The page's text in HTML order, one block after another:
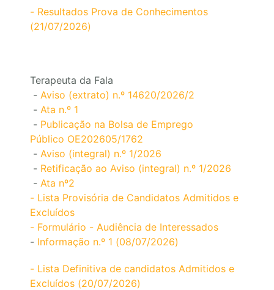
- Resultados Prova de Conhecimentos
(21/07/2026)
Terapeuta da Fala
- Aviso (extrato) n.º 14620/2026/2
- Ata n.º 1
- Publicação na Bolsa de Emprego
Público OE202605/1762
- Aviso (integral) n.º 1/2026
- Retificação ao Aviso (integral) n.º 1/2026
- Ata nº2
- Lista Provisória de Candidatos Admitidos e
Excluídos
- Formulário - Audiência de Interessados
- Informação n.º 1 (08/07/2026)
- Lista Definitiva de candidatos Admitidos e
Excluídos (20/07/2026)